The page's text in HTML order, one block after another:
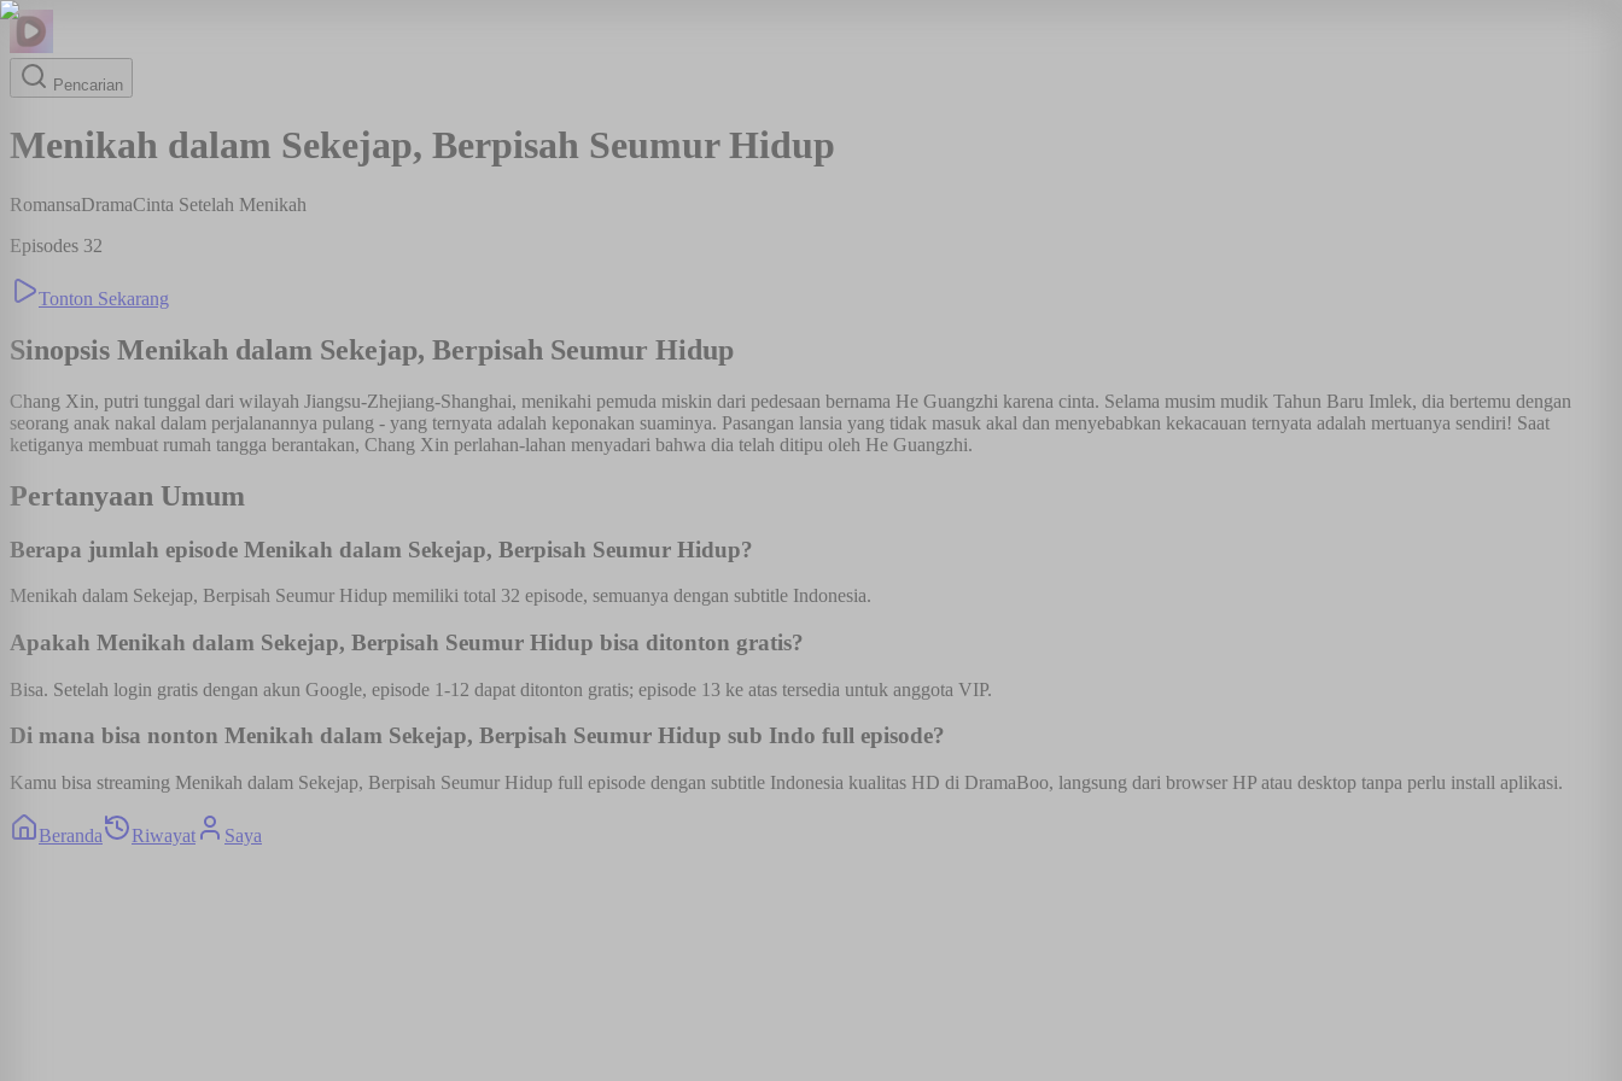
Pencarian
Menikah dalam Sekejap, Berpisah Seumur Hidup
RomansaDramaCinta Setelah Menikah
Episodes 32
Tonton Sekarang
Sinopsis Menikah dalam Sekejap, Berpisah Seumur Hidup
Chang Xin, putri tunggal dari wilayah Jiangsu-Zhejiang-Shanghai, menikahi pemuda miskin dari pedesaan bernama He Guangzhi karena cinta. Selama musim mudik Tahun Baru Imlek, dia bertemu dengan
seorang anak nakal dalam perjalanannya pulang - yang ternyata adalah keponakan suaminya. Pasangan lansia yang tidak masuk akal dan menyebabkan kekacauan ternyata adalah mertuanya sendiri! Saat
ketiganya membuat rumah tangga berantakan, Chang Xin perlahan-lahan menyadari bahwa dia telah ditipu oleh He Guangzhi.
Pertanyaan Umum
Berapa jumlah episode Menikah dalam Sekejap, Berpisah Seumur Hidup?
Menikah dalam Sekejap, Berpisah Seumur Hidup memiliki total 32 episode, semuanya dengan subtitle Indonesia.
Apakah Menikah dalam Sekejap, Berpisah Seumur Hidup bisa ditonton gratis?
Bisa. Setelah login gratis dengan akun Google, episode 1-12 dapat ditonton gratis; episode 13 ke atas tersedia untuk anggota VIP.
Di mana bisa nonton Menikah dalam Sekejap, Berpisah Seumur Hidup sub Indo full episode?
Kamu bisa streaming Menikah dalam Sekejap, Berpisah Seumur Hidup full episode dengan subtitle Indonesia kualitas HD di DramaBoo, langsung dari browser HP atau desktop tanpa perlu install aplikasi.
Beranda Riwayat Saya